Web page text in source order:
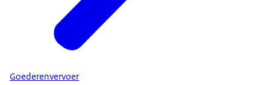
Goederenvervoer